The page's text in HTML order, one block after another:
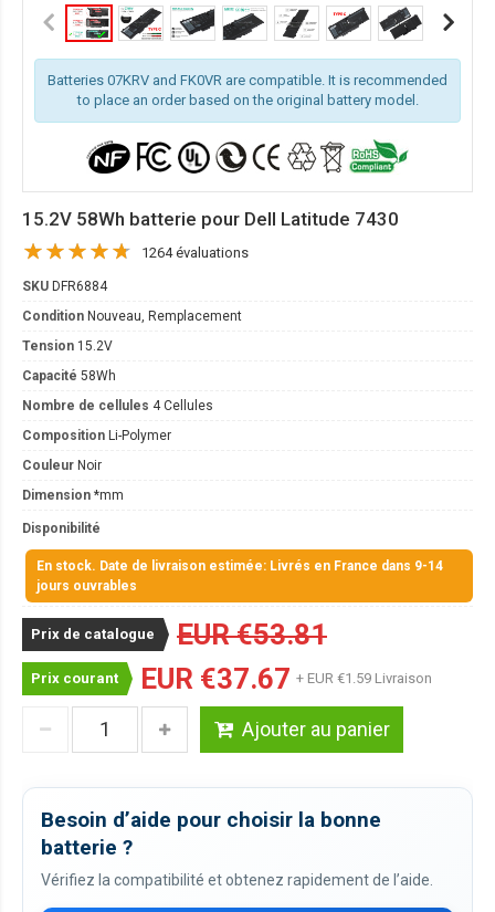
Batteries 07KRV and FK0VR are compatible. It is recommended
to place an order based on the original battery model.
15.2V 58Wh batterie pour Dell Latitude 7430
1264 évaluations
SKU DFR6884
Condition Nouveau, Remplacement
Tension 15.2V
Capacité 58Wh
Nombre de cellules 4 Cellules
Composition Li-Polymer
Couleur Noir
Dimension *mm
Disponibilité
En stock. Date de livraison estimée: Livrés en France dans 9-14
jours ouvrables
Prix de catalogue EUR €53.81
Prix courant EUR €37.67 + EUR €1.59 Livraison
Ajouter au panier
Besoin d’aide pour choisir la bonne
batterie ?
Vérifiez la compatibilité et obtenez rapidement de l’aide.